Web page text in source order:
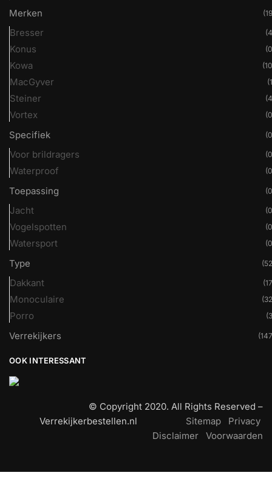
Merken
Bresser
Konus
Kowa
MacGyver
Steiner
Vortex
Specifiek
Voor brildragers
Waterproof
Toepassing
Jacht
Vogelspotten
Watersport
Type
Dakkant
Monoculaire
Porro
Verrekijkers
OOK INTERESSANT
© Copyright 2020. All Rights Reserved –
Verrekijkerbestellen.nl Sitemap
Privacy
Disclaimer
Voorwaarden